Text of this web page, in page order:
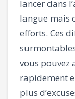
lancer dans
langue mais
efforts. Ces
vous pouvez
rapidement
plus